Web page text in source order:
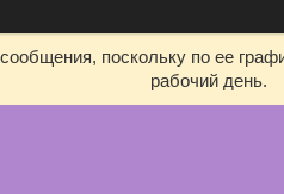
поскольку по ее
рабочий день.